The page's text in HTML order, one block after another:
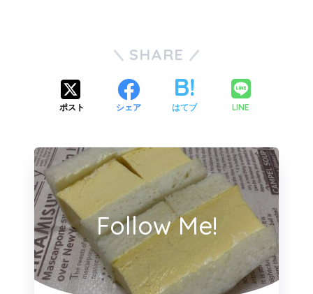
SHARE
ポスト シェア はてブ LINE
Follow Me!